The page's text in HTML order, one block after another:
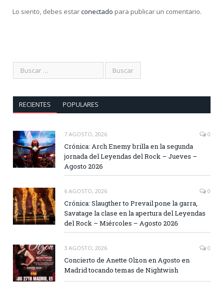
Lo siento, debes estarconectado para publicar un comentario.
RECIENTES POPULARES
7 AGOSTO, 2026 0
Crónica: Arch Enemy brilla en la segunda
jornada del Leyendas del Rock – Jueves –
Agosto 2026
6 AGOSTO, 2026 0
Crónica: Slaugther to Prevail pone la garra,
Savatage la clase en la apertura del Leyendas
del Rock – Miércoles – Agosto 2026
3 AGOSTO, 2026 0
Concierto de Anette Olzon en Agosto en
Madrid tocando temas de Nightwish